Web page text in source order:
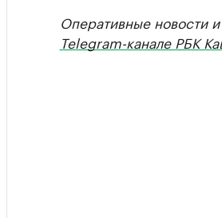
Оперативные новости
Telegram-канале РБК